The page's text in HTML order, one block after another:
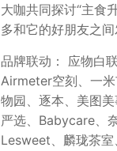
大咖共同探讨“主食
多和它的好朋友之间
品牌联动： 应物白
Airmeter空刻、一
物园、逐本、美图
严选、Babycare、
Lesweet、麟珑茶